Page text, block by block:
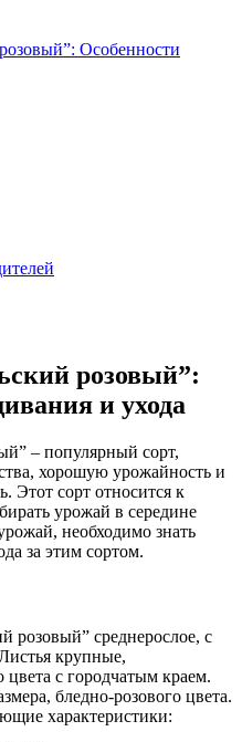
Особенности
розовый”:
и ухода
– популярный сорт,
хорошую урожайность и
Этот сорт относится к
урожай в середине
необходимо знать
за этим сортом.
розовый” среднерослое, с
крупные,
цвета с городчатым краем.
бледно-розового цвета.
характеристики: